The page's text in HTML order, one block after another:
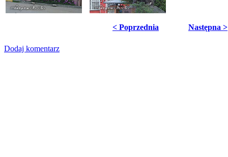
< Poprzednia Następna >
Dodaj komentarz